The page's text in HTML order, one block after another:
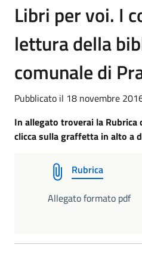
Libri per voi. I
lettura della
comunale di
Pubblicato il 18 novembre
In allegato troverai la
clicca sulla graffetta in alto a
Rubrica
Allegato formato pdf